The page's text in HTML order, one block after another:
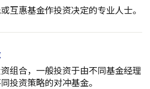
互惠基金作投资决定的专业人士。
组合，一般投资于由不同基金经理
投资策略的对冲基金。